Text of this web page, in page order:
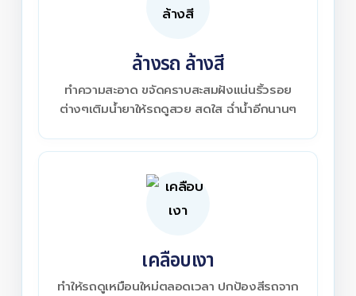
ล้างรถ ล้างสี
ทำความสะอาด ขจัดคราบสะสมฝังแน่นริ้วรอย
ต่างๆเติมน้ำยาให้รถดูสวย สดใส ฉ่ำน้ำอีกนานๆ
เคลือบเงา
ทำให้รถดูเหมือนใหม่ตลอดเวลา ปกป้องสีรถจาก